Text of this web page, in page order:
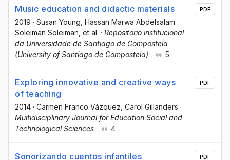
Music education and didactic materials
2019 · Susan Young , Hassan Marwa Abdelsalam
Soleiman Soleiman , et al. · Repositorio institucional
da Universidade de Santiago de Compostela
(University of Santiago de Compostela) · 5
PDF
Exploring innovative and creative ways
of teaching
2014 · Carmen Franco Vázquez , Carol Gillanders ·
Multidisciplinary Journal for Education Social and
Technological Sciences · 4
PDF
Sonorizando cuentos infantiles PDF